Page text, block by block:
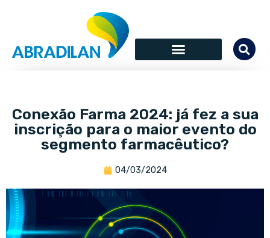
Conexão Farma 2024: já fez a sua
inscrição para o maior evento do
segmento farmacêutico?
04/03/2024